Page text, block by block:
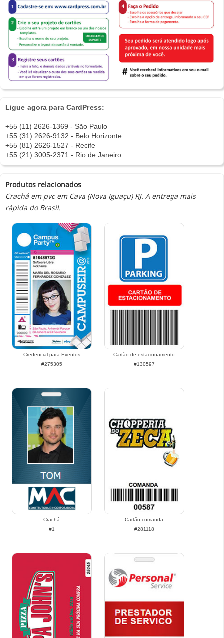
Ligue agora para CardPress:
+55 (11) 2626-1369 - São Paulo
+55 (31) 2626-9132 - Belo Horizonte
+55 (81) 2626-1527 - Recife
+55 (21) 3005-2371 - Rio de Janeiro
Produtos relacionados
Crachá em pvc em Cava (Nova Iguaçu) RJ. A entrega mais
rápida do Brasil.
Credencial para Eventos
#275305
Cartão de estacionamento
#130597
Crachá
#1
Cartão comanda
#281118